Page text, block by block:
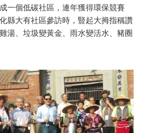
一個低碳社區，連年獲得環保競賽
縣大有社區參訪時，豎起大拇指稱讚
湯、垃圾變黃金、雨水變活水、豬圈